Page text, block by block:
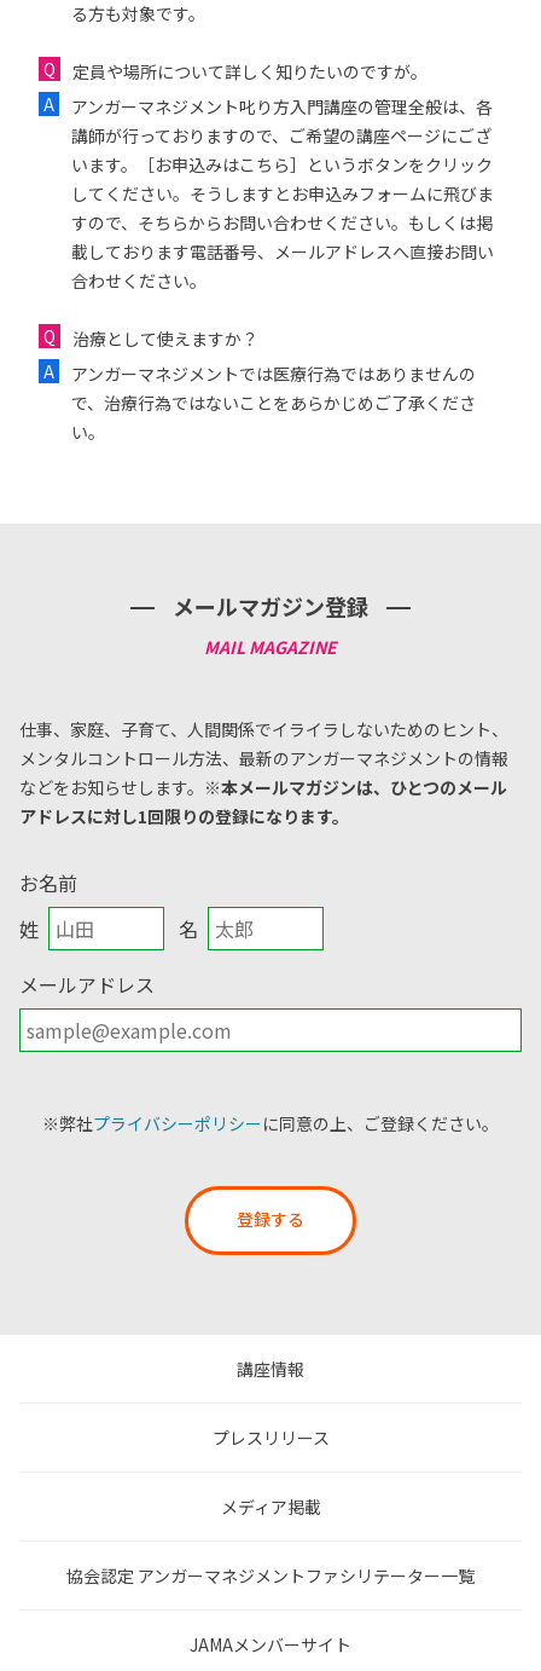
る方も対象です。
定員や場所について詳しく知りたいのですが。
アンガーマネジメント叱り方入門講座の管理全般は、各
講師が行っておりますので、ご希望の講座ページにござ
います。［お申込みはこちら］というボタンをクリック
してください。そうしますとお申込みフォームに飛びま
すので、そちらからお問い合わせください。もしくは掲
載しております電話番号、メールアドレスへ直接お問い
合わせください。
治療として使えますか？
アンガーマネジメントでは医療行為ではありませんの
で、治療行為ではないことをあらかじめご了承くださ
い。
メールマガジン登録
仕事、家庭、子育て、人間関係でイライラしないためのヒント、
メンタルコントロール方法、 最新のアンガーマネジメントの情報
などをお知らせします。 ※本メールマガジンは、ひとつのメール
アドレスに対し1回限りの登録になります。
お名前
姓
名
メールアドレス
※弊社プライバシーポリシーに同意の上、ご登録ください。
登録する
講座情報
プレスリリース
メディア掲載
協会認定 アンガーマネジメントファシリテーター一覧
JAMAメンバーサイト